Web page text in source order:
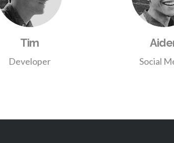
Tim
Developer Social